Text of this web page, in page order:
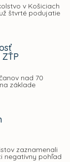
v Košiciach
štvrté podujatie
nad 70
základe
zaznamenali
negatívny pohľad